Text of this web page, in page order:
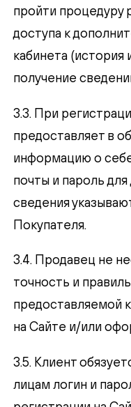
пройти процедуру
доступа к
кабинета (история
получение
3.3. При
предоставляет в
информацию о
почты и пароль
сведения
Покупателя.
3.4. Продавец не
точность и
предоставляемой
на Сайте и/или
3.5. Клиент
лицам логин и